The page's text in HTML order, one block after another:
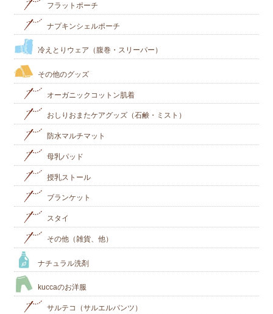
フラットポーチ
ナプキンシェルポーチ
冷えとりウェア（腹巻・スリーパー）
その他のグッズ
オーガニックコットン肌着
おしりおまたケアグッズ（石鹸・ミスト）
防水マルチマット
母乳パッド
授乳ストール
ブランケット
スタイ
その他（雑貨、他）
ナチュラル洗剤
kuccaのお洋服
サルテコ（サルエルパンツ）